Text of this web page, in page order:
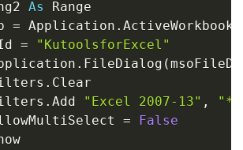
As
= Application . ActiveWorkbook
=
"KutoolsforExcel"
. FileDialog (
. Clear
. Add "Excel 2007-13" ,
=
False